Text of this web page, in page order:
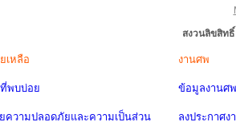
สงวนลิขสิท
เหลือ
พบบ่อย
ความปลอดภัยและความเป็นส่วน
งานศพ
ข้อมูลงานศพ
ลงประกาศง